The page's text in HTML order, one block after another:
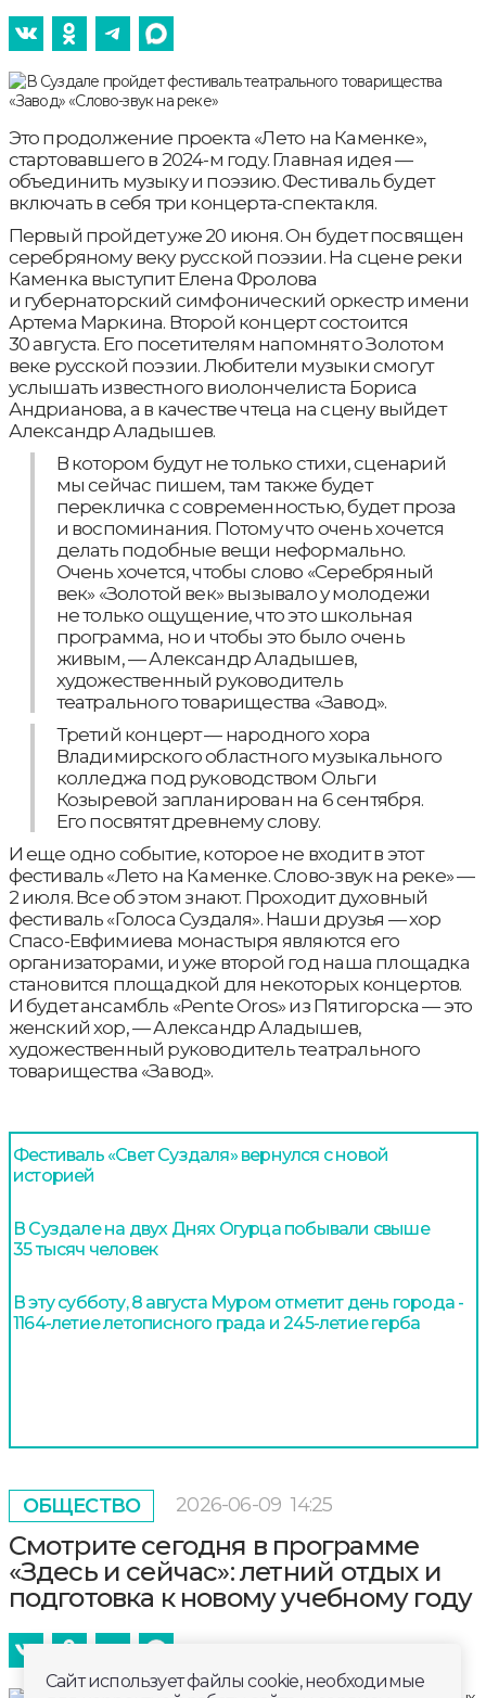
Это продолжение проекта «Лето на Каменке»,
стартовавшего в 2024-м году. Главная идея —
объединить музыку и поэзию. Фестиваль будет
включать в себя три концерта-спектакля.
Первый пройдет уже 20 июня. Он будет посвящен
серебряному веку русской поэзии. На сцене реки
Каменка выступит Елена Фролова
и губернаторский симфонический оркестр имени
Артема Маркина. Второй концерт состоится
30 августа. Его посетителям напомнят о Золотом
веке русской поэзии. Любители музыки смогут
услышать известного виолончелиста Бориса
Андрианова, а в качестве чтеца на сцену выйдет
Александр Аладышев.
В котором будут не только стихи, сценарий
мы сейчас пишем, там также будет
перекличка с современностью, будет проза
и воспоминания. Потому что очень хочется
делать подобные вещи неформально.
Очень хочется, чтобы слово «Серебряный
век» «Золотой век» вызывало у молодежи
не только ощущение, что это школьная
программа, но и чтобы это было очень
живым, — Александр Аладышев,
художественный руководитель
театрального товарищества «Завод».
Третий концерт — народного хора
Владимирского областного музыкального
колледжа под руководством Ольги
Козыревой запланирован на 6 сентября.
Его посвятят древнему слову.
И еще одно событие, которое не входит в этот
фестиваль «Лето на Каменке. Слово-звук на реке» —
2 июля. Все об этом знают. Проходит духовный
фестиваль «Голоса Суздаля». Наши друзья — хор
Спасо-Евфимиева монастыря являются его
организаторами, и уже второй год наша площадка
становится площадкой для некоторых концертов.
И будет ансамбль «Pente Oros» из Пятигорска — это
женский хор, — Александр Аладышев,
художественный руководитель театрального
товарищества «Завод».
Фестиваль «Свет Суздаля» вернулся с новой
историей
В Суздале на двух Днях Огурца побывали свыше
35 тысяч человек
В эту субботу, 8 августа Муром отметит день города -
1164-летие летописного града и 245-летие герба
ОБЩЕСТВО 2026-06-09 14:25
Смотрите сегодня в программе
«Здесь и сейчас»: летний отдых и
подготовка к новому учебному году
Сайт использует файлы cookie, необходимые